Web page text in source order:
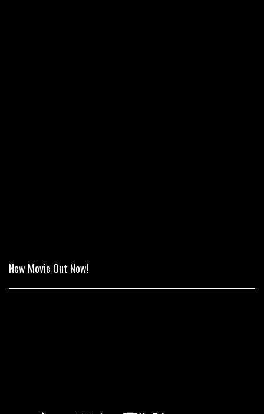
New Movie Out Now!